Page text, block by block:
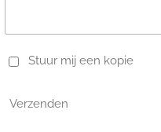
Stuur mij een kopie
Verzenden